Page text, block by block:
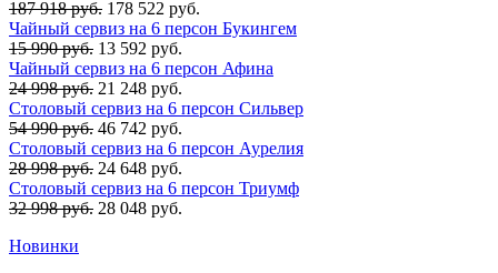
187 918 руб. 178 522 руб.
Чайный сервиз на 6 персон Букингем
15 990 руб. 13 592 руб.
Чайный сервиз на 6 персон Афина
24 998 руб. 21 248 руб.
Столовый сервиз на 6 персон Сильвер
54 990 руб. 46 742 руб.
Столовый сервиз на 6 персон Аурелия
28 998 руб. 24 648 руб.
Столовый сервиз на 6 персон Триумф
32 998 руб. 28 048 руб.
Новинки